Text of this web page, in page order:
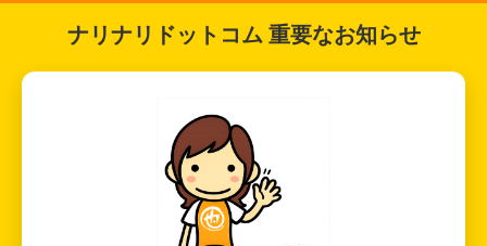
ナリナリドットコム 重要なお知らせ